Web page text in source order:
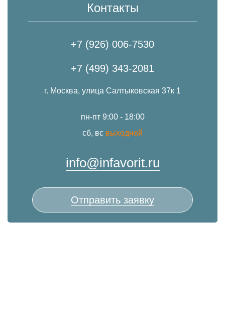
Контакты
+7 (926) 006-7530
+7 (499) 343-2081
г. Москва, улица Салтыковская 37к 1
пн-пт 9:00 - 18:00
сб, вс выходной
info@infavorit.ru
Отправить заявку